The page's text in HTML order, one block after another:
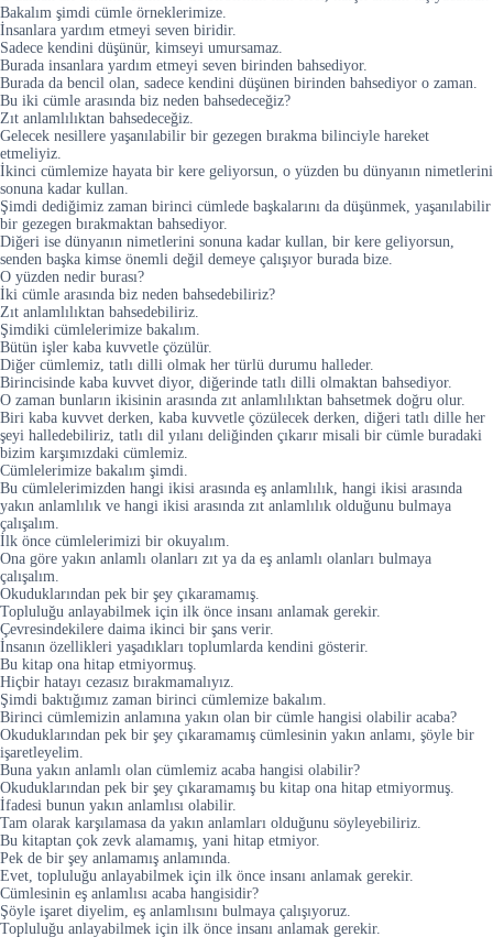
Bakalım şimdi cümle örneklerimize.
İnsanlara yardım etmeyi seven biridir.
Sadece kendini düşünür, kimseyi umursamaz.
Burada insanlara yardım etmeyi seven birinden bahsediyor.
Burada da bencil olan, sadece kendini düşünen birinden bahsediyor o zaman.
Bu iki cümle arasında biz neden bahsedeceğiz?
Zıt anlamlılıktan bahsedeceğiz.
Gelecek nesillere yaşanılabilir bir gezegen bırakma bilinciyle hareket
etmeliyiz.
İkinci cümlemize hayata bir kere geliyorsun, o yüzden bu dünyanın nimetlerini
sonuna kadar kullan.
Şimdi dediğimiz zaman birinci cümlede başkalarını da düşünmek, yaşanılabilir
bir gezegen bırakmaktan bahsediyor.
Diğeri ise dünyanın nimetlerini sonuna kadar kullan, bir kere geliyorsun,
senden başka kimse önemli değil demeye çalışıyor burada bize.
O yüzden nedir burası?
İki cümle arasında biz neden bahsedebiliriz?
Zıt anlamlılıktan bahsedebiliriz.
Şimdiki cümlelerimize bakalım.
Bütün işler kaba kuvvetle çözülür.
Diğer cümlemiz, tatlı dilli olmak her türlü durumu halleder.
Birincisinde kaba kuvvet diyor, diğerinde tatlı dilli olmaktan bahsediyor.
O zaman bunların ikisinin arasında zıt anlamlılıktan bahsetmek doğru olur.
Biri kaba kuvvet derken, kaba kuvvetle çözülecek derken, diğeri tatlı dille her
şeyi halledebiliriz, tatlı dil yılanı deliğinden çıkarır misali bir cümle buradaki
bizim karşımızdaki cümlemiz.
Cümlelerimize bakalım şimdi.
Bu cümlelerimizden hangi ikisi arasında eş anlamlılık, hangi ikisi arasında
yakın anlamlılık ve hangi ikisi arasında zıt anlamlılık olduğunu bulmaya
çalışalım.
İlk önce cümlelerimizi bir okuyalım.
Ona göre yakın anlamlı olanları zıt ya da eş anlamlı olanları bulmaya
çalışalım.
Okuduklarından pek bir şey çıkaramamış.
Topluluğu anlayabilmek için ilk önce insanı anlamak gerekir.
Çevresindekilere daima ikinci bir şans verir.
İnsanın özellikleri yaşadıkları toplumlarda kendini gösterir.
Bu kitap ona hitap etmiyormuş.
Hiçbir hatayı cezasız bırakmamalıyız.
Şimdi baktığımız zaman birinci cümlemize bakalım.
Birinci cümlemizin anlamına yakın olan bir cümle hangisi olabilir acaba?
Okuduklarından pek bir şey çıkaramamış cümlesinin yakın anlamı, şöyle bir
işaretleyelim.
Buna yakın anlamlı olan cümlemiz acaba hangisi olabilir?
Okuduklarından pek bir şey çıkaramamış bu kitap ona hitap etmiyormuş.
İfadesi bunun yakın anlamlısı olabilir.
Tam olarak karşılamasa da yakın anlamları olduğunu söyleyebiliriz.
Bu kitaptan çok zevk alamamış, yani hitap etmiyor.
Pek de bir şey anlamamış anlamında.
Evet, topluluğu anlayabilmek için ilk önce insanı anlamak gerekir.
Cümlesinin eş anlamlısı acaba hangisidir?
Şöyle işaret diyelim, eş anlamlısını bulmaya çalışıyoruz.
Topluluğu anlayabilmek için ilk önce insanı anlamak gerekir.